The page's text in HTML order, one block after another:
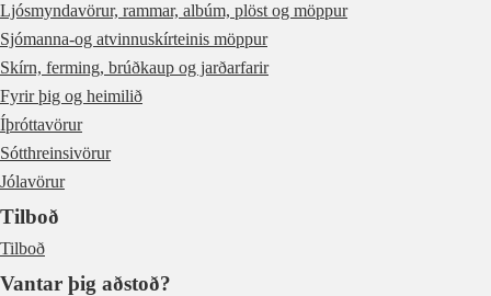
Ljósmyndavörur, rammar, albúm, plöst og möppur
Sjómanna-og atvinnuskírteinis möppur
Skírn, ferming, brúðkaup og jarðarfarir
Fyrir þig og heimilið
Íþróttavörur
Sótthreinsivörur
Jólavörur
Tilboð
Tilboð
Vantar þig aðstoð?